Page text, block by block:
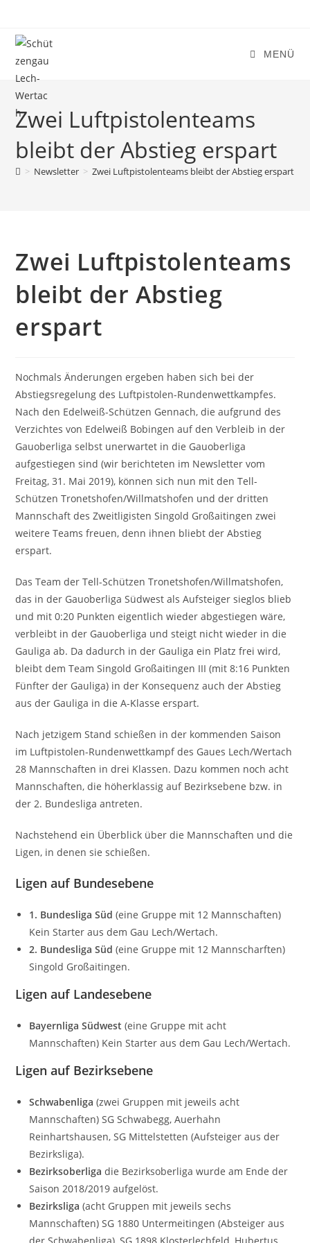
springen
MENÜ
Zwei Luftpistolenteams
bleibt der Abstieg erspart
> Newsletter > Zwei Luftpistolenteams bleibt der Abstieg erspart
Zwei Luftpistolenteams
bleibt der Abstieg
erspart
Nochmals Änderungen ergeben haben sich bei der
Abstiegsregelung des Luftpistolen-Rundenwettkampfes.
Nach den Edelweiß-Schützen Gennach, die aufgrund des
Verzichtes von Edelweiß Bobingen auf den Verbleib in der
Gauoberliga selbst unerwartet in die Gauoberliga
aufgestiegen sind (wir berichteten im Newsletter vom
Freitag, 31. Mai 2019), können sich nun mit den Tell-
Schützen Tronetshofen/Willmatshofen und der dritten
Mannschaft des Zweitligisten Singold Großaitingen zwei
weitere Teams freuen, denn ihnen bliebt der Abstieg
erspart.
Das Team der Tell-Schützen Tronetshofen/Willmatshofen,
das in der Gauoberliga Südwest als Aufsteiger sieglos blieb
und mit 0:20 Punkten eigentlich wieder abgestiegen wäre,
verbleibt in der Gauoberliga und steigt nicht wieder in die
Gauliga ab. Da dadurch in der Gauliga ein Platz frei wird,
bleibt dem Team Singold Großaitingen III (mit 8:16 Punkten
Fünfter der Gauliga) in der Konsequenz auch der Abstieg
aus der Gauliga in die A-Klasse erspart.
Nach jetzigem Stand schießen in der kommenden Saison
im Luftpistolen-Rundenwettkampf des Gaues Lech/Wertach
28 Mannschaften in drei Klassen. Dazu kommen noch acht
Mannschaften, die höherklassig auf Bezirksebene bzw. in
der 2. Bundesliga antreten.
Nachstehend ein Überblick über die Mannschaften und die
Ligen, in denen sie schießen.
Ligen auf Bundesebene
1. Bundesliga Süd (eine Gruppe mit 12 Mannschaften)
Kein Starter aus dem Gau Lech/Wertach.
2. Bundesliga Süd (eine Gruppe mit 12 Mannscharften)
Singold Großaitingen.
Ligen auf Landesebene
Bayernliga Südwest (eine Gruppe mit acht
Mannschaften) Kein Starter aus dem Gau Lech/Wertach.
Ligen auf Bezirksebene
Schwabenliga (zwei Gruppen mit jeweils acht
Mannschaften) SG Schwabegg, Auerhahn
Reinhartshausen, SG Mittelstetten (Aufsteiger aus der
Bezirksliga).
Bezirksoberliga die Bezirksoberliga wurde am Ende der
Saison 2018/2019 aufgelöst.
Bezirksliga (acht Gruppen mit jeweils sechs
Mannschaften) SG 1880 Untermeitingen (Absteiger aus